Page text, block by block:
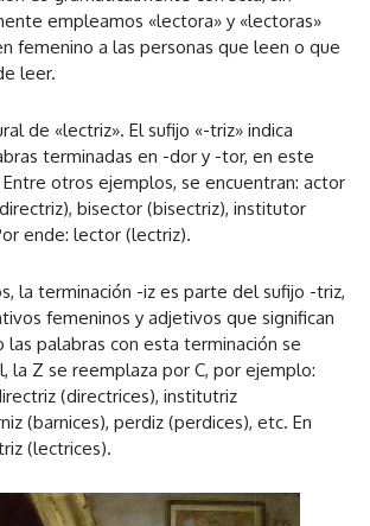
empleamos «lectora» y «lectoras»
femenino a las personas que leen o que
leer.
de «lectriz». El sufijo «-triz» indica
terminadas en -dor y -tor, en este
otros ejemplos, se encuentran: actor
bisector (bisectriz), institutor
ende: lector (lectriz).
la terminación -iz es parte del sufijo -triz,
femeninos y adjetivos que significan
las palabras con esta terminación se
la Z se reemplaza por C, por ejemplo:
(directrices), institutriz
(barnices), perdiz (perdices), etc. En
(lectrices).